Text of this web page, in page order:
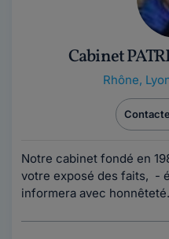
Cabinet
Rhône,
Notre cabinet fondé en
votre exposé des faits, -
informera avec